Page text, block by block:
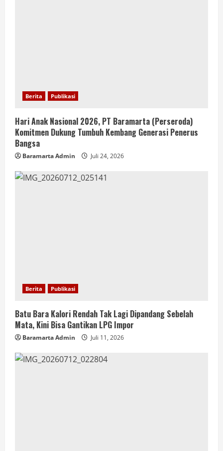
Berita Publikasi
Hari Anak Nasional 2026, PT Baramarta (Perseroda)
Komitmen Dukung Tumbuh Kembang Generasi Penerus
Bangsa
Baramarta Admin Juli 24, 2026
Berita Publikasi
Batu Bara Kalori Rendah Tak Lagi Dipandang Sebelah
Mata, Kini Bisa Gantikan LPG Impor
Baramarta Admin Juli 11, 2026